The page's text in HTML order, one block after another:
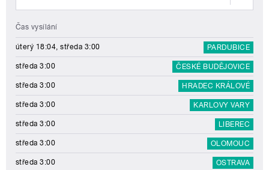
Čas vysílání
úterý 18:04, středa 3:00 PARDUBICE
středa 3:00 ČESKÉ BUDĚJOVICE
středa 3:00 HRADEC KRÁLOVÉ
středa 3:00 KARLOVY VARY
středa 3:00 LIBEREC
středa 3:00 OLOMOUC
středa 3:00 OSTRAVA